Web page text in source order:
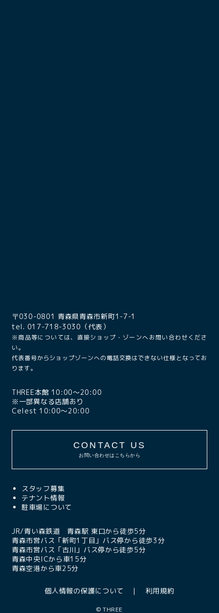
〒030-0801 青森県青森市新町1-7-1
tel. 017-718-3030（代表）
※商品等については、直接ショップ・ゾーンへお問い合わせくださ
い。
代表番号からショップゾーンへの電話交換はできない仕様となってお
ります。
THREE本館 10:00〜20:00
※一部異なる店舗あり
Celest 10:00〜20:00
CONTACT US
お問い合わせはこちらから
スタッフ募集
テナント情報
駐車場について
JR/青い森鉄道 青森駅 東口から徒歩5分
青森市営バス「新町1丁目」バス停から徒歩3分
青森市営バス「古川」バス停から徒歩5分
青森中央ICから車15分
青森空港から車25分
個人情報の保護について 利用規約
©THREE